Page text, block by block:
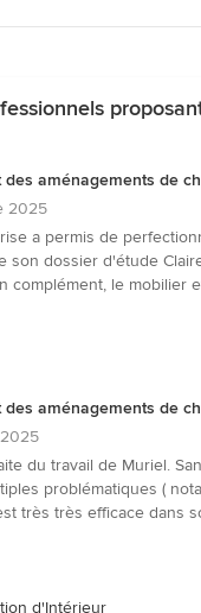
aménagements de
2025
a permis de
son dossier d'étude
complément, le
aménagements de
du travail de Muriel.
problématiques (
très très efficace dans
d'Intérieur